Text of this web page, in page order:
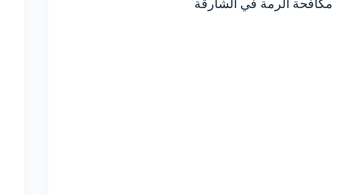
مكافحة الرمة في الشارقة